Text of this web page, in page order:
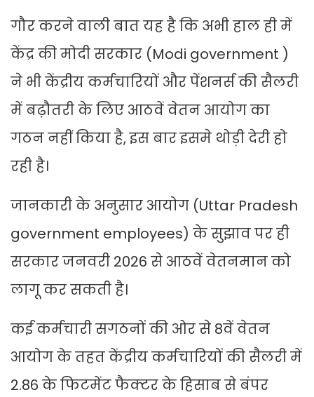
गौर करने वाली बात यह है कि अभी हाल ही में
केंद्र की मोदी सरकार (Modi government )
ने भी केंद्रीय कर्मचारियों और पेंशनर्स की सैलरी
में बढ़ौतरी के लिए आठवें वेतन आयोग का
गठन नहीं किया है, इस बार इसमे थोड़ी देरी हो
रही है।
जानकारी के अनुसार आयोग (Uttar Pradesh
government employees) के सुझाव पर ही
सरकार जनवरी 2026 से आठवें वेतनमान को
लागू कर सकती है।
कई कर्मचारी सगठनों की ओर से 8वें वेतन
आयोग के तहत केंद्रीय कर्मचारियों की सैलरी में
2.86 के फिटमेंट फैक्टर के हिसाब से बंपर